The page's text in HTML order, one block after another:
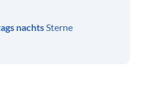
nachtsSterne